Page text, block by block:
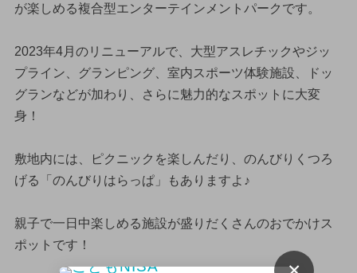
が楽しめる複合型エンターテインメントパークです。
2023年4月のリニューアルで、大型アスレチックやジッ
プライン、グランピング、室内スポーツ体験施設、ドッ
グランなどが加わり、さらに魅力的なスポットに大変
身！
敷地内には、ピクニックを楽しんだり、のんびりくつろ
げる「のんびりはらっぱ」もありますよ♪
親子で一日中楽しめる施設が盛りだくさんのおでかけス
ポットです！